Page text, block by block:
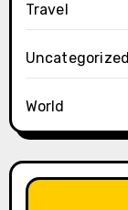
Travel
Uncategorized
World